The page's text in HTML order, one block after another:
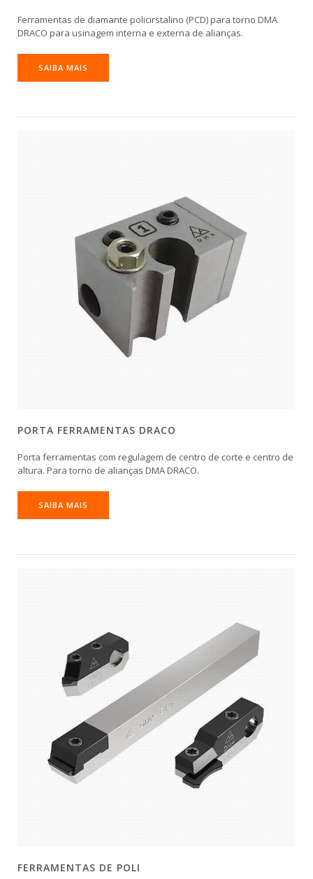
Ferramentas de diamante policirstalino (PCD) para torno DMA
DRACO para usinagem interna e externa de alianças.
SAIBA MAIS
PORTA FERRAMENTAS DRACO
Porta ferramentas com regulagem de centro de corte e centro de
altura. Para torno de alianças DMA DRACO.
SAIBA MAIS
FERRAMENTAS DE POLI